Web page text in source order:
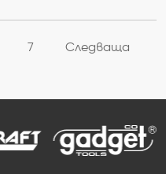
7 Следваща